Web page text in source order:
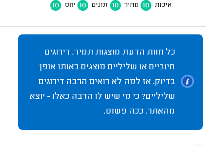
איכות 10 מחיר 10 זמנים 10 יחס 10
כל חוות הדעת מוצגות תמיד. דירוגים
חיוביים או שליליים מוצגים באותו אופן
בדיוק. אז למה לא רואים הרבה דירוגים
שליליים? כי מי שיש לו הרבה כאלו - יוצא
מהאתר. ככה פשוט.